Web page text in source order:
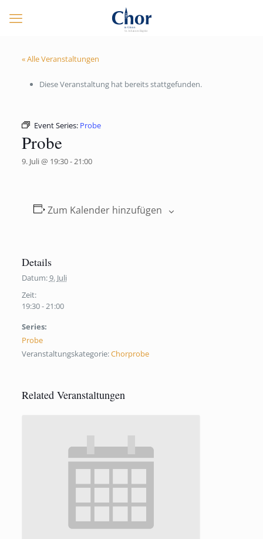
« Alle Veranstaltungen
Diese Veranstaltung hat bereits stattgefunden.
Event Series: Probe
Probe
9. Juli @ 19:30-21:00
Zum Kalender hinzufügen
Details
Datum:9. Juli
Zeit:
19:30 - 21:00
Series:
Probe
Veranstaltungskategorie:Chorprobe
Related Veranstaltungen